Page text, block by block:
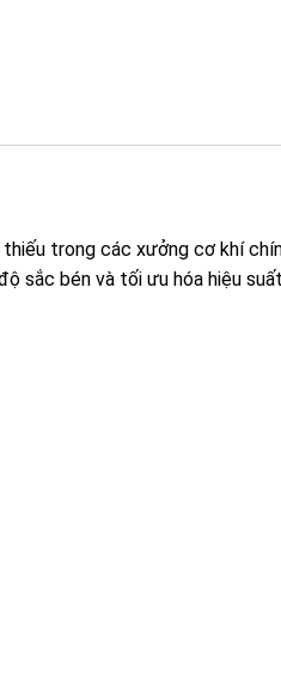
trong các xưởng cơ khí
sắc bén và tối ưu hóa hiệu